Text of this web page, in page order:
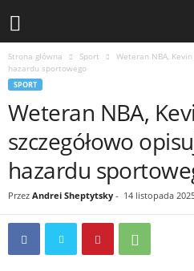
Strona główna Sport
Weteran NBA,
hazardu sportowego
SPORT
Weteran NBA,
szczegółowo
hazardu
Przez Andrei Sheptytsky - 14 listopada